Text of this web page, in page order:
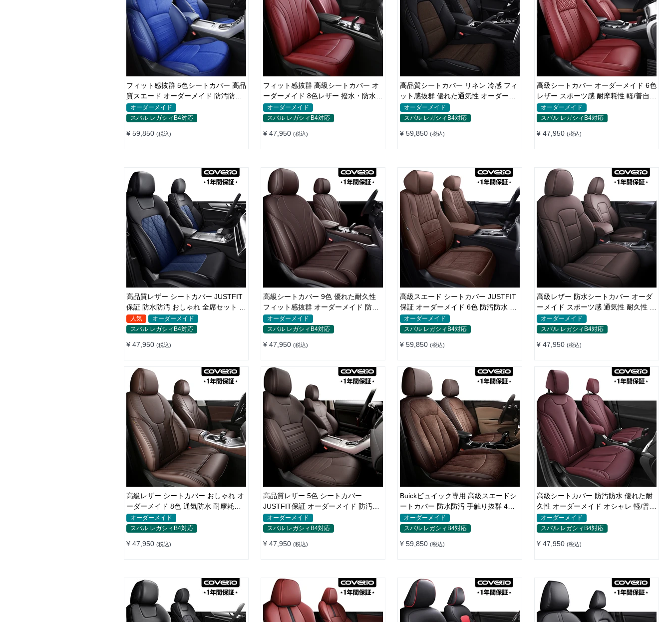
フィット感抜群 5色シートカバー 高品
質スエード オーダーメイド 防汚防水
耐久性
オーダーメイド
スバル レガシィB4対応
¥ 59,850 (税込)
フィット感抜群 高級シートカバー オ
ーダーメイド 8色レザー 撥水・防水加
工 全席セット
オーダーメイド
スバル レガシィB4対応
¥ 47,950 (税込)
高品質シートカバー リネン 冷感 フィ
ット感抜群 優れた通気性 オーダーメ
イド 水洗い
オーダーメイド
スバル レガシィB4対応
¥ 59,850 (税込)
高級シートカバー オーダーメイド 6色
レザー スポーツ感 耐摩耗性 軽/普自動
車 SUV
オーダーメイド
スバル レガシィB4対応
¥ 47,950 (税込)
高品質レザー シートカバー JUSTFIT
保証 防水防汚 おしゃれ 全席セット オ
ーダーメイド
人気
オーダーメイド
スバル レガシィB4対応
¥ 47,950 (税込)
高級シートカバー 9色 優れた耐久性
フィット感抜群 オーダーメイド 防水
レザー おしゃれ
オーダーメイド
スバル レガシィB4対応
¥ 47,950 (税込)
高級スエード シートカバー JUSTFIT
保証 オーダーメイド 6色 防汚防水 オ
シャレ 全席
オーダーメイド
スバル レガシィB4対応
¥ 59,850 (税込)
高級レザー 防水シートカバー オーダ
ーメイド スポーツ感 通気性 耐久性 3
色 全席セット
オーダーメイド
スバル レガシィB4対応
¥ 47,950 (税込)
高級レザー シートカバー おしゃれ オ
ーダーメイド 8色 通気防水 耐摩耗性
全席セット
オーダーメイド
スバル レガシィB4対応
¥ 47,950 (税込)
高品質レザー 5色 シートカバー
JUSTFIT保証 オーダーメイド 防汚防
水 優れた耐久性
オーダーメイド
スバル レガシィB4対応
¥ 47,950 (税込)
Buickビュイック専用 高級スエードシ
ートカバー 防水防汚 手触り抜群 4色
オーダーメイド
オーダーメイド
スバル レガシィB4対応
¥ 59,850 (税込)
高級シートカバー 防汚防水 優れた耐
久性 オーダーメイド オシャレ 軽/普自
動車 SUV
オーダーメイド
スバル レガシィB4対応
¥ 47,950 (税込)